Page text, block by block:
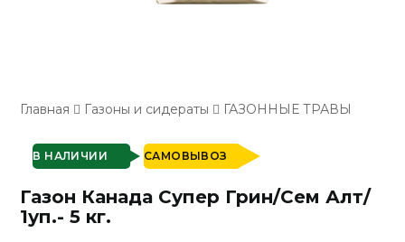
Главная Газоны и сидераты ГАЗОННЫЕ ТРАВЫ
В НАЛИЧИИ САМОВЫВОЗ
Газон Канада Супер Грин/Сем Алт/
1уп.- 5 кг.